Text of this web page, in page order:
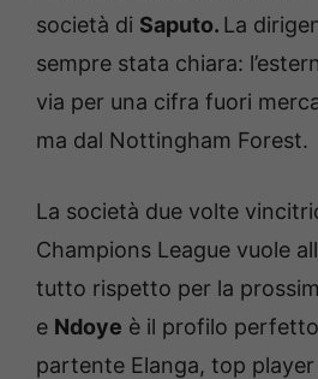
società di Saputo. La
sempre stata chiara:
via per una cifra fuori
ma dal Nottingham Forest.
La società due volte
Champions League vuole
tutto rispetto per la
e Ndoye è il profilo
partente Elanga, top